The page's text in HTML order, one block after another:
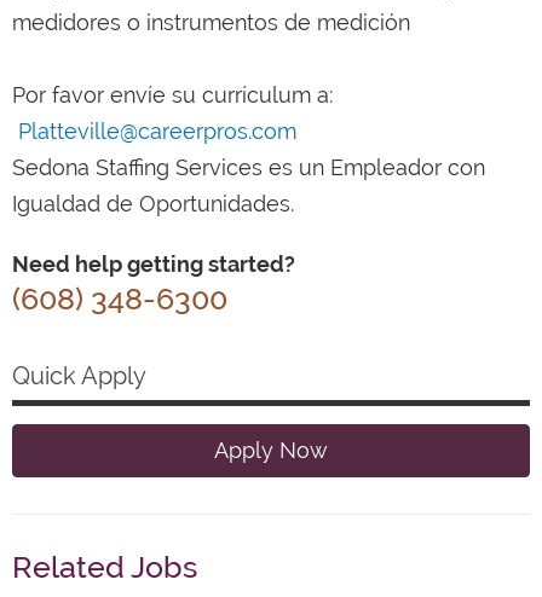
medidores o instrumentos de medición
Por favor envíe su currículum a:
Platteville@careerpros.com
Sedona Staffing Services es un Empleador con
Igualdad de Oportunidades.
Need help getting started?
(608) 348-6300
Quick Apply
Apply Now
Related Jobs